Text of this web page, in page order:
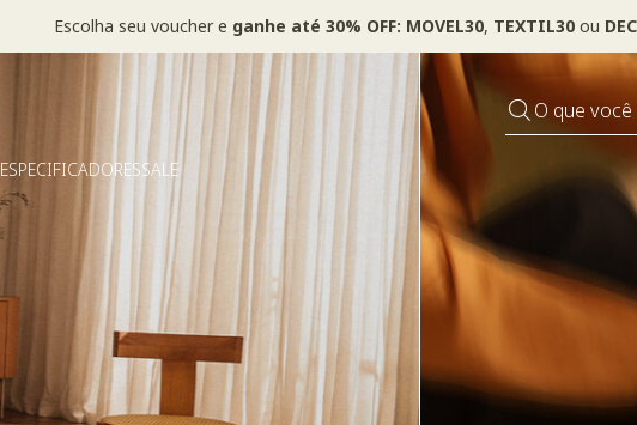
Escolha seu voucher e ganhe até 30% OFF: MOVEL30, TEXTIL30 ou
O que
ESPECIFICADORESSALE
Pequenos rituais
Grandes mudanças